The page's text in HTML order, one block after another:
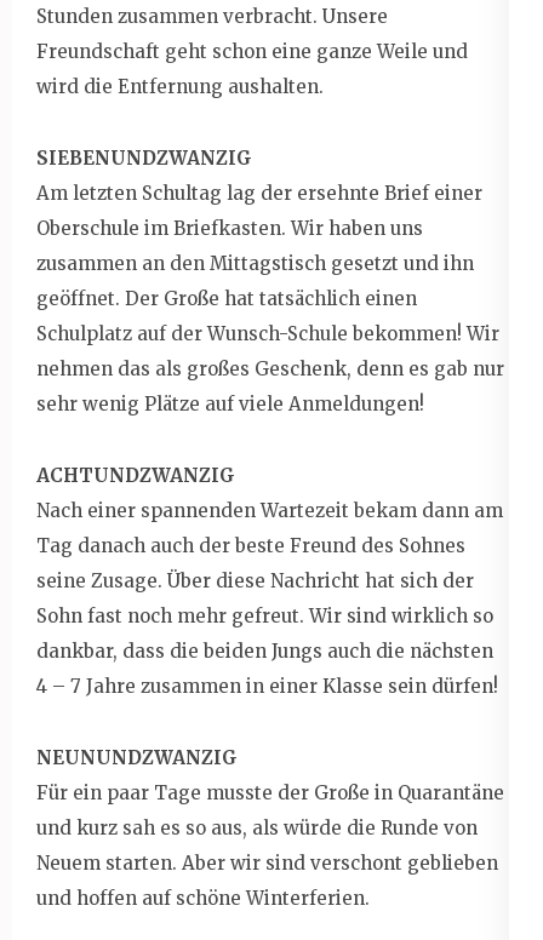
Stunden zusammen verbracht. Unsere
Freundschaft geht schon eine ganze Weile und
wird die Entfernung aushalten.
SIEBENUNDZWANZIG
Am letzten Schultag lag der ersehnte Brief einer
Oberschule im Briefkasten. Wir haben uns
zusammen an den Mittagstisch gesetzt und ihn
geöffnet. Der Große hat tatsächlich einen
Schulplatz auf der Wunsch-Schule bekommen! Wir
nehmen das als großes Geschenk, denn es gab nur
sehr wenig Plätze auf viele Anmeldungen!
ACHTUNDZWANZIG
Nach einer spannenden Wartezeit bekam dann am
Tag danach auch der beste Freund des Sohnes
seine Zusage. Über diese Nachricht hat sich der
Sohn fast noch mehr gefreut. Wir sind wirklich so
dankbar, dass die beiden Jungs auch die nächsten
4 – 7 Jahre zusammen in einer Klasse sein dürfen!
NEUNUNDZWANZIG
Für ein paar Tage musste der Große in Quarantäne
und kurz sah es so aus, als würde die Runde von
Neuem starten. Aber wir sind verschont geblieben
und hoffen auf schöne Winterferien.